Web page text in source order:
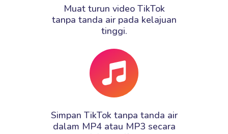
Muat turun video TikTok
tanpa tanda air pada kelajuan
tinggi.
Simpan TikTok tanpa tanda air
dalam MP4 atau MP3 secara